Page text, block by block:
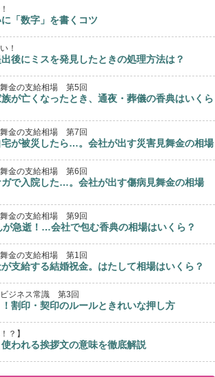
「数字」を書くコツ
！
後にミスを発見したときの処理方法は？
金の支給相場 第5回
が亡くなったとき、通夜・葬儀の香典はいくら
金の支給相場 第7回
宅が被災したら…。会社が出す災害見舞金の相場
金の支給相場 第6回
で入院した…。会社が出す傷病見舞金の相場
金の支給相場 第9回
急逝！…会社で包む香典の相場はいくら？
金の支給相場 第1回
支給する結婚祝金。はたして相場はいくら？
ジネス常識 第3回
割印・契印のルールときれいな押し方
？】
われる挨拶文の意味を徹底解説